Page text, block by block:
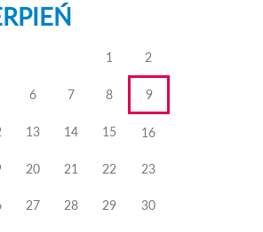
do
1 2
6 7 8 9
13 14 15 16
20 21 22 23
27 28 29 30